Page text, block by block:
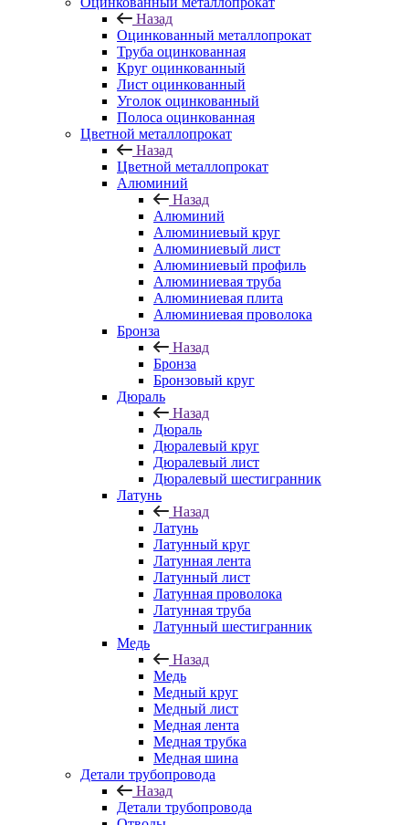
Назад
Оцинкованный металлопрокат
Труба оцинкованная
Круг оцинкованный
Лист оцинкованный
Уголок оцинкованный
Полоса оцинкованная
Цветной металлопрокат
Назад
Цветной металлопрокат
Алюминий
Назад
Алюминий
Алюминиевый круг
Алюминиевый лист
Алюминиевый профиль
Алюминиевая труба
Алюминиевая плита
Алюминиевая проволока
Бронза
Назад
Бронза
Бронзовый круг
Дюраль
Назад
Дюраль
Дюралевый круг
Дюралевый лист
Дюралевый шестигранник
Латунь
Назад
Латунь
Латунный круг
Латунная лента
Латунный лист
Латунная проволока
Латунная труба
Латунный шестигранник
Медь
Назад
Медь
Медный круг
Медный лист
Медная лента
Медная трубка
Медная шина
Детали трубопровода
Назад
Детали трубопровода